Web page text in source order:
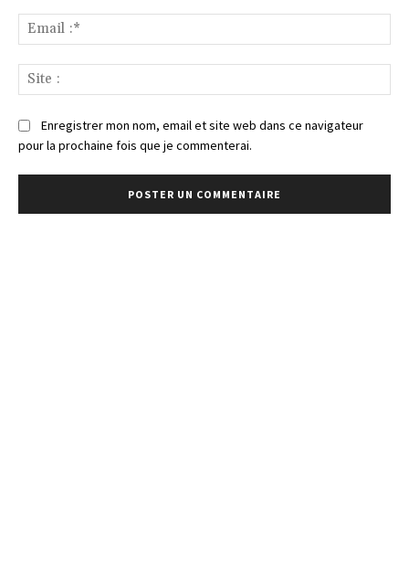
:*
:
Enregistrer mon nom, email et site web dans ce navigateur
pour la prochaine fois que je commenterai.